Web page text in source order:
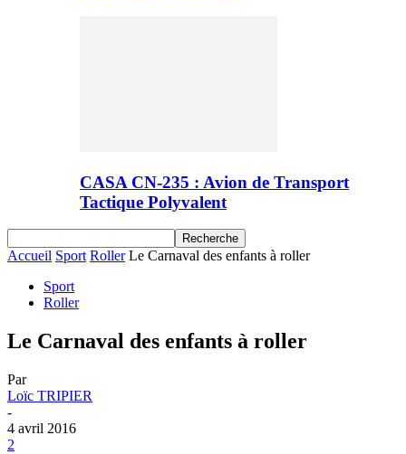
CASA CN-235 : Avion de Transport
Tactique Polyvalent
Accueil Sport Roller Le Carnaval des enfants à roller
Sport
Roller
Le Carnaval des enfants à roller
Par
Loïc TRIPIER
-
4 avril 2016
2